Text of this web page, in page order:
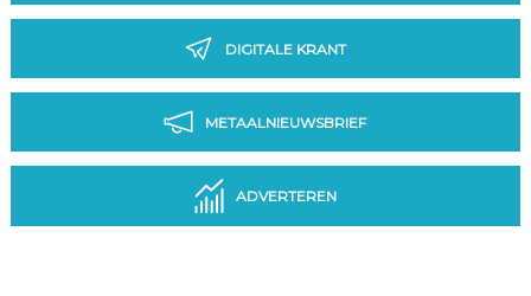
DIGITALE KRANT
METAALNIEUWSBRIEF
ADVERTEREN